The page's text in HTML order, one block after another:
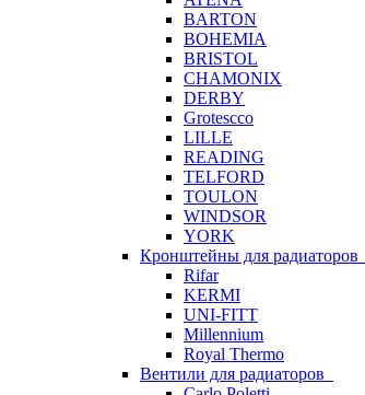
BARTON
BOHEMIA
BRISTOL
CHAMONIX
DERBY
Grotescco
LILLE
READING
TELFORD
TOULON
WINDSOR
YORK
Кронштейны для радиаторов
Rifar
KERMI
UNI-FITT
Millennium
Royal Thermo
Вентили для радиаторов